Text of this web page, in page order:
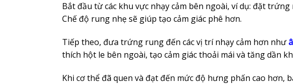
Bắt đầu từ các khu vực nhạy cảm bên ngoài, ví dụ: đặt
Chế độ rung nhẹ sẽ giúp tạo cảm giác phê hơn.
Tiếp theo, đưa trứng rung đến các vị trí nhạy cảm hơn như
thích hột le bên ngoài, tạo cảm giác thoải mái và tăng dần
Khi cơ thể đã quen và đạt đến mức độ hưng phấn cao